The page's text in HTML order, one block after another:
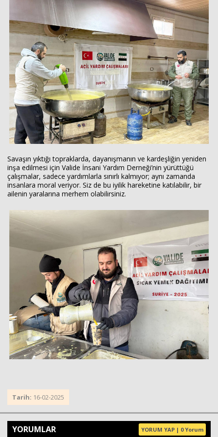
Savaşın yıktığı topraklarda, dayanışmanın ve kardeşliğin yeniden
inşa edilmesi için Valide İnsani Yardım Derneği’nin yürüttüğü
çalışmalar, sadece yardımlarla sınırlı kalmıyor; aynı zamanda
insanlara moral veriyor. Siz de bu iyilik hareketine katılabilir, bir
ailenin yaralarına merhem olabilirsiniz.
Tarih: 16-02-2025
YORUMLAR YORUM YAP | 0 Yorum